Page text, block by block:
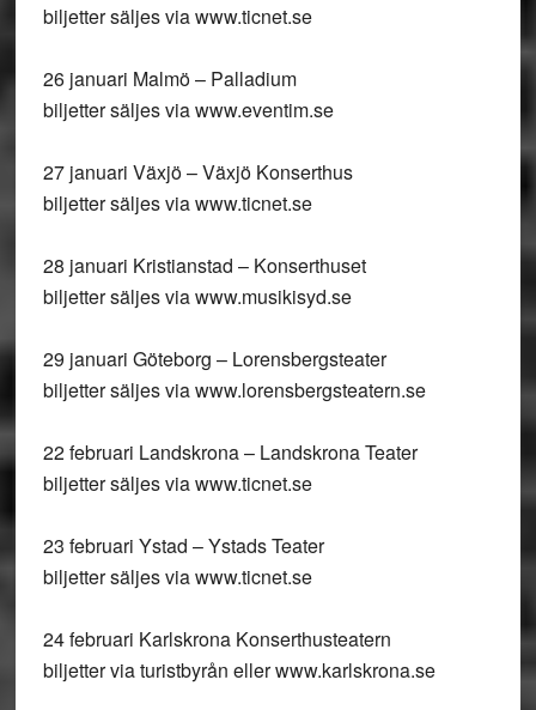
biljetter säljes via www.ticnet.se
26 januari Malmö – Palladium
biljetter säljes via www.eventim.se
27 januari Växjö – Växjö Konserthus
biljetter säljes via www.ticnet.se
28 januari Kristianstad – Konserthuset
biljetter säljes via www.musikisyd.se
29 januari Göteborg – Lorensbergsteater
biljetter säljes via www.lorensbergsteatern.se
22 februari Landskrona – Landskrona Teater
biljetter säljes via www.ticnet.se
23 februari Ystad – Ystads Teater
biljetter säljes via www.ticnet.se
24 februari Karlskrona Konserthusteatern
biljetter via turistbyrån eller www.karlskrona.se